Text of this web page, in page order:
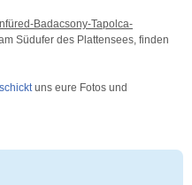
Badacsony-Tapolca-
Südufer des Plattensees, finden
schicktuns eure Fotos und